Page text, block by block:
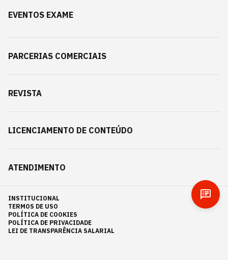
EVENTOS EXAME
PARCERIAS COMERCIAIS
REVISTA
LICENCIAMENTO DE CONTEÚDO
ATENDIMENTO
INSTITUCIONAL
TERMOS DE USO
POLÍTICA DE COOKIES
POLÍTICA DE PRIVACIDADE
LEI DE TRANSPARÊNCIA SALARIAL